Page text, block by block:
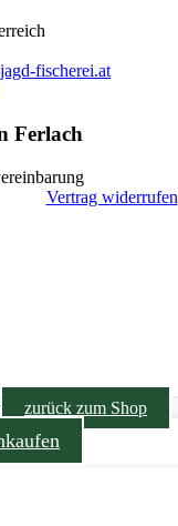
fischerei.at
Ferlach
Vertrag widerrufen
zurück zum Shop